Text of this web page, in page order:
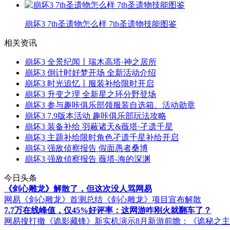
崩坏3 7th圣遗物怎么样 7th圣遗物技能图鉴
相关资讯
崩坏3 全景纪闻丨瑞木高塔·神之居所
崩坏3 倒计时好梦开场 全新活动介绍
崩坏3 时光追忆丨服装补给限时开启
崩坏3 升变之理 全新星之环分野登场
崩坏3 参与趣咔俱乐部领服装自选箱、活动勋章
崩坏3 7.9版本活动 趣咔俱乐部玩法攻略
崩坏3 装备补给 羽蔽诸天&薇塔·孑遗千星
崩坏3 主题补给限时角色孑遗千星补给开启
崩坏3 强敌侦察报告 假面愚者桑博
崩坏3 强敌侦察报告 薇塔-海的深渊
今日头条
《剑心雕龙》解散了，但这次没人骂网易
网易《剑心雕龙》首测总结 《剑心雕龙》项目宣布解散
7.7万在线峰值，仅45%好评率：这网游咋刚火就翻车了？
网易搜打撤《诡影藏锋》新实机演示8月新游前瞻：《诡秘之